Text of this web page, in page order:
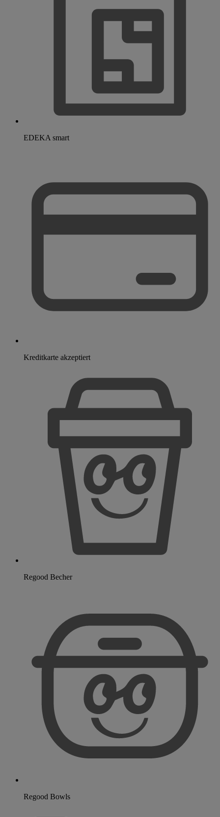
EDEKA smart
Kreditkarte akzeptiert
Regood Becher
Regood Bowls